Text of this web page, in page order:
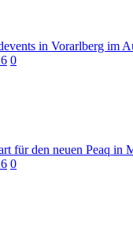
in Vorarlberg im
0
für den neuen Peaq in
0